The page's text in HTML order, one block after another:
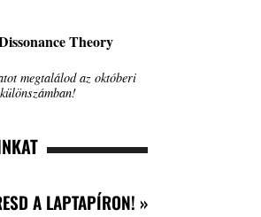
Theory
megtalálod az októberi
A LAPTAPÍRON! »